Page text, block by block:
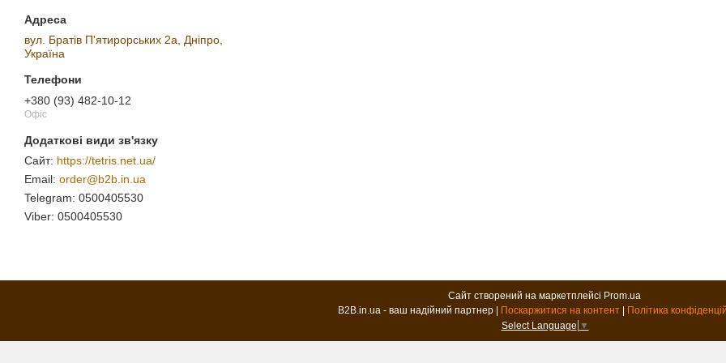
вул. Братів П'ятирорських 2а, Дніпро,
Україна
+380 (93) 482-10-12
Офіс
https://tetris.net.ua/
order@b2b.in.ua
0500405530
0500405530
Сайт створений на маркетплейсі Prom.ua
Поскаржитися на контент
Політика
Select Language ▼